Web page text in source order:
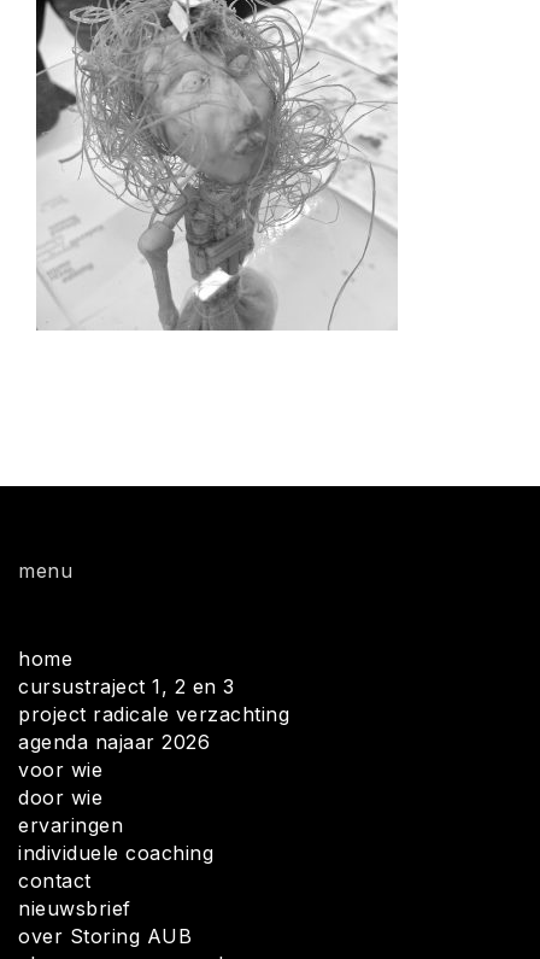
menu
home
cursustraject 1, 2 en 3
project radicale verzachting
agenda najaar 2026
voor wie
door wie
ervaringen
individuele coaching
contact
nieuwsbrief
over Storing AUB